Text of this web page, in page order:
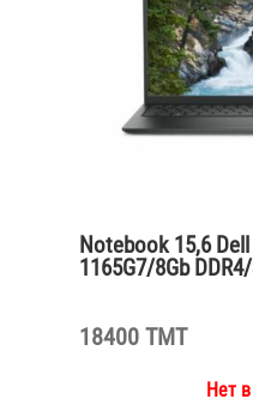
Notebook 15,6
1165G7/8Gb
18400 TMT
Нет